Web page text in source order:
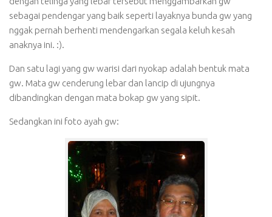
sebagai pendengar yang baik seperti layaknya bunda gw yang
nggak pernah berhenti mendengarkan segala keluh kesah
anaknya ini. :).
Dan satu lagi yang gw warisi dari nyokap adalah bentuk mata
gw. Mata gw cenderung lebar dan lancip di ujungnya
dibandingkan dengan mata bokap gw yang sipit.
Sedangkan ini foto ayah gw: